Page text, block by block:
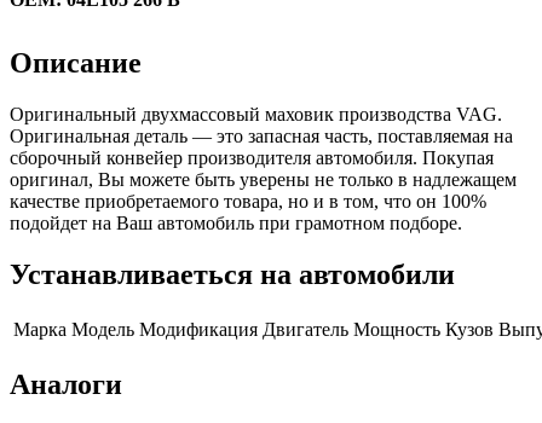
Описание
Оригинальный двухмассовый маховик производства VAG.
Оригинальная деталь — это запасная часть, поставляемая на
сборочный конвейер производителя автомобиля. Покупая
оригинал, Вы можете быть уверены не только в надлежащем
качестве приобретаемого товара, но и в том, что он 100%
подойдет на Ваш автомобиль при грамотном подборе.
Устанавливаеться на автомобили
Марка Модель Модификация Двигатель Мощность Кузов
Аналоги